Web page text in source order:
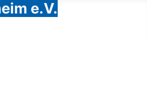
e.V.